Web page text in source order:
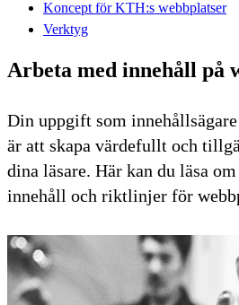
Koncept för KTH:s webbplatser
Verktyg
Arbeta med innehåll på
Din uppgift som
är att skapa värdefullt och
dina läsare. Här kan du läsa
innehåll och riktlinjer för